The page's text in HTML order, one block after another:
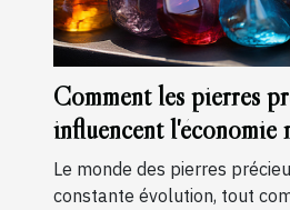
Comment les pierres
influencent l'économie
Le monde des pierres
constante évolution, tout